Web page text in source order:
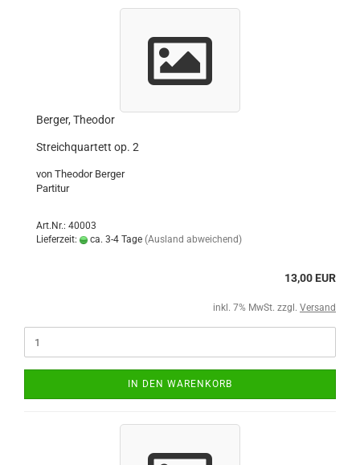
Berger, Theodor
Streichquartett op. 2
von Theodor Berger
Partitur
Art.Nr.: 40003
Lieferzeit:
ca. 3-4 Tage (Ausland abweichend)
13,00 EUR
inkl. 7% MwSt. zzgl. Versand
IN DEN WARENKORB